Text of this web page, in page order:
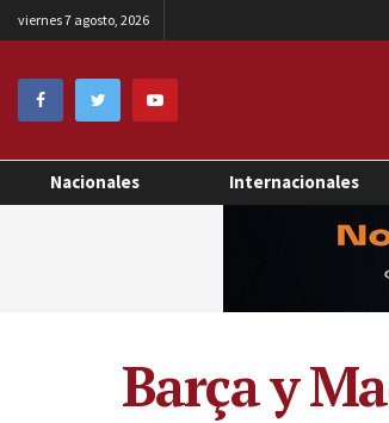
viernes 7 agosto, 2026
Nacionales Internacionales
Barça y